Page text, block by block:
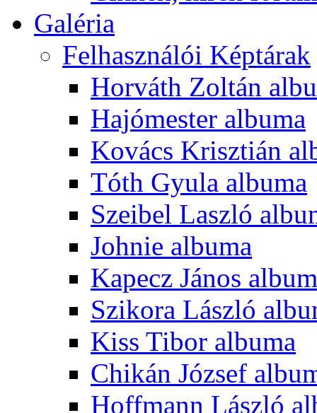
Galéria
Felhasználói Képtárak
Horváth Zoltán
Hajómester albuma
Kovács Krisztián
Tóth Gyula albuma
Szeibel Laszló
Johnie albuma
Kapecz János
Szikora László
Kiss Tibor albuma
Chikán József
Hoffmann László